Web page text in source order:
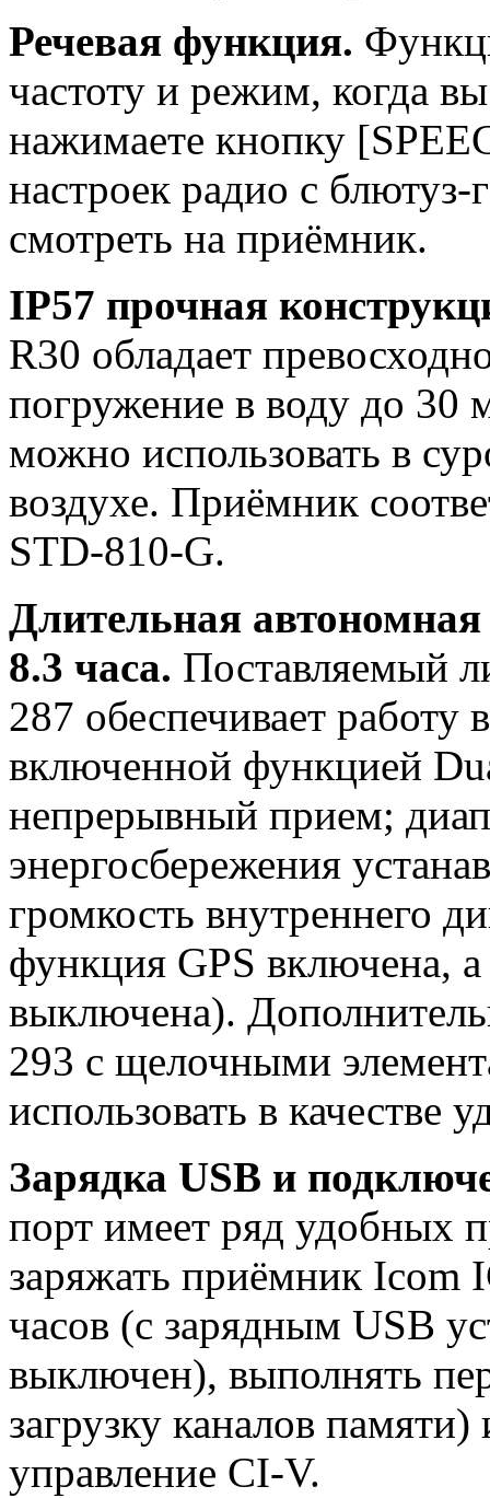
Речевая функция.
частоту и режим, когда
нажимаете кнопку
настроек радио с
смотреть на приёмник.
IP57 прочная
R30 обладает
погружение в воду до 30
можно использовать в
воздухе. Приёмник
STD-810-G.
Длительная
8.3 часа. Поставляемый
287 обеспечивает работу
включенной функцией
непрерывный прием;
энергосбережения
громкость внутреннего
функция GPS включена,
выключена).
293 с щелочными
использовать в качестве
Зарядка USB и
порт имеет ряд удобных
заряжать приёмник Icom
часов (с зарядным USB
выключен), выполнять
загрузку каналов
управление CI-V.